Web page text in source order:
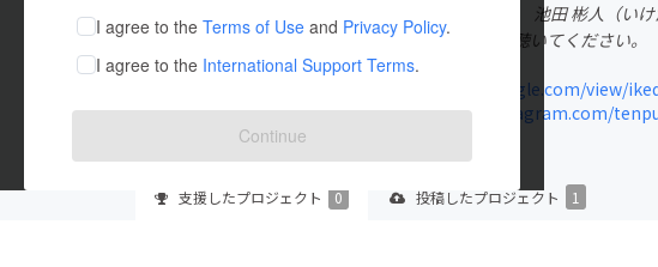
テクノロジー・ガジェット
ゲーム・
映像・映画
ビジネス・起業
チャレン
まちづくり・地域活性化
I agree to the Terms of Use and Privacy Policy.
I agree to the International Support Terms.
Continue
はじめまして。 池田 彬人（い
ひ僕の演奏を聴いてください。
sites.google.com/view/
www.instagram.com/
支援したプロジェクト 0 投稿したプロジェクト 1